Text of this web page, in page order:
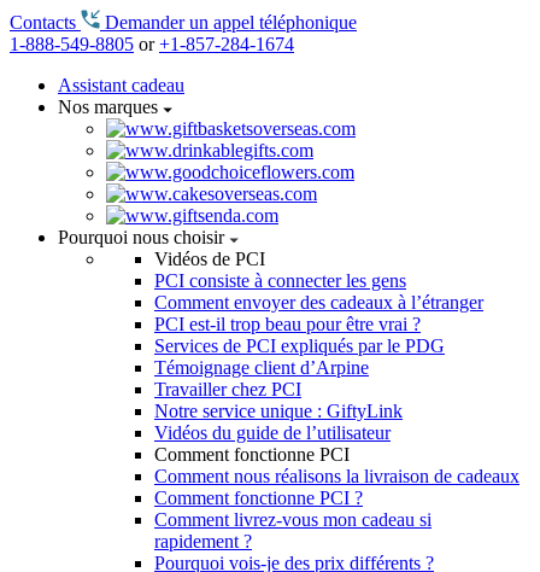
Contacts
Demander un appel téléphonique
1-888-549-8805 or+1-857-284-1674
Assistant cadeau
Nos marques
Pourquoi nous choisir
Vidéos de PCI
PCI consiste à connecter les gens
Comment envoyer des cadeaux à l’étranger
PCI est-il trop beau pour être vrai ?
Services de PCI expliqués par le PDG
Témoignage client d’Arpine
Travailler chez PCI
Notre service unique : GiftyLink
Vidéos du guide de l’utilisateur
Comment fonctionne PCI
Comment nous réalisons la livraison de cadeaux
Comment fonctionne PCI ?
Comment livrez-vous mon cadeau si
rapidement ?
Pourquoi vois-je des prix différents ?